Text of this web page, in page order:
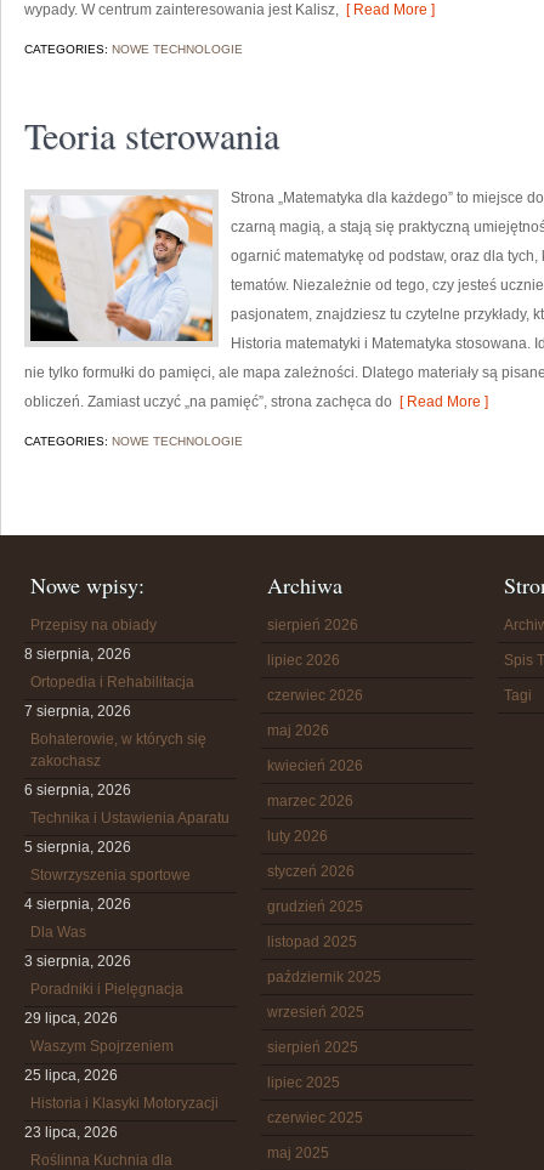
wypady. W centrum zainteresowania jest Kalisz, [ Read More ]
CATEGORIES: NOWE TECHNOLOGIE
Teoria sterowania
Strona „Matematyka dla każdego” to miejsce
czarną magią, a stają się praktyczną
ogarnić matematykę od podstaw, oraz dla
tematów. Niezależnie od tego, czy jesteś
pasjonatem, znajdziesz tu czytelne przykłady,
Historia matematyki i Matematyka stosowana.
nie tylko formułki do pamięci, ale mapa zależności. Dlatego materiały są
obliczeń. Zamiast uczyć „na pamięć”, strona zachęca do [ Read More ]
CATEGORIES: NOWE TECHNOLOGIE
Nowe wpisy:
Przepisy na obiady
8 sierpnia, 2026
Ortopedia i Rehabilitacja
7 sierpnia, 2026
Bohaterowie, w których się
zakochasz
6 sierpnia, 2026
Technika i Ustawienia Aparatu
5 sierpnia, 2026
Stowrzyszenia sportowe
4 sierpnia, 2026
Dla Was
3 sierpnia, 2026
Poradniki i Pielęgnacja
29 lipca, 2026
Waszym Spojrzeniem
25 lipca, 2026
Historia i Klasyki Motoryzacji
23 lipca, 2026
Roślinna Kuchnia dla
Archiwa
sierpień 2026
lipiec 2026
czerwiec 2026
maj 2026
kwiecień 2026
marzec 2026
luty 2026
styczeń 2026
grudzień 2025
listopad 2025
październik 2025
wrzesień 2025
sierpień 2025
lipiec 2025
czerwiec 2025
maj 2025
Spis
Tagi